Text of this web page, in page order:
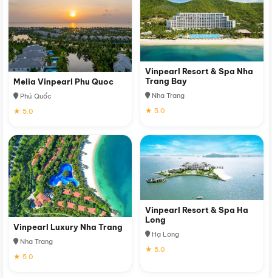
Melia Vinpearl Phu Quoc
Phú Quốc
★ 5.0
Vinpearl Resort & Spa Nha
Trang Bay
Nha Trang
★ 5.0
Vinpearl Luxury Nha Trang
Nha Trang
★ 5.0
Vinpearl Resort & Spa Ha
Long
Hạ Long
★ 5.0